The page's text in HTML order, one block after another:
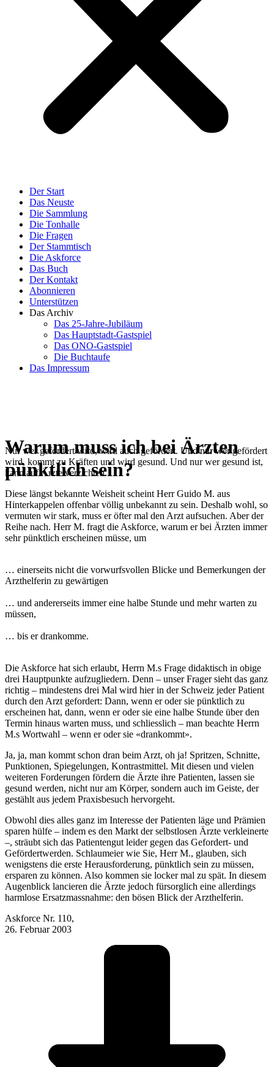
Der Start
Das Neuste
Die Sammlung
Die Tonhalle
Die Fragen
Der Stammtisch
Die Askforce
Das Buch
Der Kontakt
Abonnieren
Unterstützen
Das Archiv
Das 25-Jahre-Jubiläum
Das Hauptstadt-Gastspiel
Das ONO-Gastspiel
Die Buchtaufe
Das Impressum
Warum muss ich bei Ärzten
pünktlich sein?
Nur wer gefordert wird, wird auch gefördert. Und nur wer gefördert
wird, kommt zu Kräften und wird gesund. Und nur wer gesund ist,
kann auf Ärzte verzichten.
Diese längst bekannte Weisheit scheint Herr Guido M. aus
Hinterkappelen offenbar völlig unbekannt zu sein. Deshalb wohl, so
vermuten wir stark, muss er öfter mal den Arzt aufsuchen. Aber der
Reihe nach. Herr M. fragt die Askforce, warum er bei Ärzten immer
sehr pünktlich erscheinen müsse, um
… einerseits nicht die vorwurfsvollen Blicke und Bemerkungen der
Arzthelferin zu gewärtigen
… und andererseits immer eine halbe Stunde und mehr warten zu
müssen,
… bis er drankomme.
Die Askforce hat sich erlaubt, Herrn M.s Frage didaktisch in obige
drei Haupt­punkte aufzugliedern. Denn – unser Frager sieht das ganz
richtig – mindestens drei Mal wird hier in der Schweiz jeder Patient
durch den Arzt gefordert: Dann, wenn er oder sie pünktlich zu
erscheinen hat, dann, wenn er oder sie eine halbe Stunde über den
Termin hinaus warten muss, und schliesslich – man beachte Herrn
M.s Wortwahl – wenn er oder sie «drankommt».
Ja, ja, man kommt schon dran beim Arzt, oh ja! Spritzen, Schnitte,
Punktionen, Spiegelungen, Kontrastmittel. Mit diesen und vielen
weiteren Forderungen fördern die Ärzte ihre Patienten, lassen sie
gesund werden, nicht nur am Körper, sondern auch im Geiste, der
gestählt aus jedem Praxisbesuch hervorgeht.
Obwohl dies alles ganz im Interesse der Patienten läge und Prämien
sparen hülfe – indem es den Markt der selbstlosen Ärzte verkleinerte
–, sträubt sich das Patientengut leider gegen das Gefordert- und
Gefördertwerden. Schlaumeier wie Sie, Herr M., glauben, sich
wenigstens die erste Herausforderung, pünktlich sein zu müssen,
ersparen zu können. Also kommen sie locker mal zu spät. In diesem
Augenblick lancieren die Ärzte jedoch fürsorglich eine allerdings
harmlose Ersatz­massnahme: den bösen Blick der Arzthelferin.
Askforce Nr. 110,
26. Februar 2003